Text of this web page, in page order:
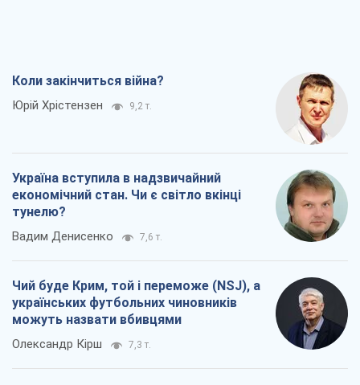
Коли закінчиться війна?
Юрій Хрістензен 9,2 т.
Україна вступила в надзвичайний
економічний стан. Чи є світло вкінці
тунелю?
Вадим Денисенко 7,6 т.
Чий буде Крим, той і переможе (NSJ), а
українських футбольних чиновників
можуть назвати вбивцями
Олександр Кірш 7,3 т.